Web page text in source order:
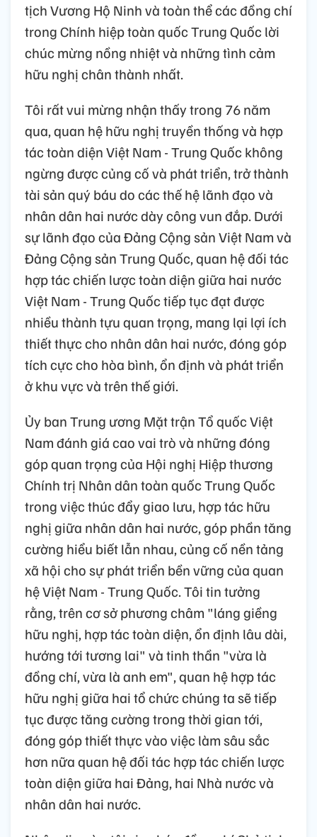
tịch Vương Hộ Ninh và toàn thể các đồng chí
trong Chính hiệp toàn quốc Trung Quốc lời
chúc mừng nồng nhiệt và những tình cảm
hữu nghị chân thành nhất.
Tôi rất vui mừng nhận thấy trong 76 năm
qua, quan hệ hữu nghị truyền thống và hợp
tác toàn diện Việt Nam - Trung Quốc không
ngừng được củng cố và phát triển, trở thành
tài sản quý báu do các thế hệ lãnh đạo và
nhân dân hai nước dày công vun đắp. Dưới
sự lãnh đạo của Đảng Cộng sản Việt Nam và
Đảng Cộng sản Trung Quốc, quan hệ đối tác
hợp tác chiến lược toàn diện giữa hai nước
Việt Nam - Trung Quốc tiếp tục đạt được
nhiều thành tựu quan trọng, mang lại lợi ích
thiết thực cho nhân dân hai nước, đóng góp
tích cực cho hòa bình, ổn định và phát triển
ở khu vực và trên thế giới.
Ủy ban Trung ương Mặt trận Tổ quốc Việt
Nam đánh giá cao vai trò và những đóng
góp quan trọng của Hội nghị Hiệp thương
Chính trị Nhân dân toàn quốc Trung Quốc
trong việc thúc đẩy giao lưu, hợp tác hữu
nghị giữa nhân dân hai nước, góp phần tăng
cường hiểu biết lẫn nhau, củng cố nền tảng
xã hội cho sự phát triển bền vững của quan
hệ Việt Nam - Trung Quốc. Tôi tin tưởng
rằng, trên cơ sở phương châm "láng giềng
hữu nghị, hợp tác toàn diện, ổn định lâu dài,
hướng tới tương lai" và tinh thần "vừa là
đồng chí, vừa là anh em", quan hệ hợp tác
hữu nghị giữa hai tổ chức chúng ta sẽ tiếp
tục được tăng cường trong thời gian tới,
đóng góp thiết thực vào việc làm sâu sắc
hơn nữa quan hệ đối tác hợp tác chiến lược
toàn diện giữa hai Đảng, hai Nhà nước và
nhân dân hai nước.